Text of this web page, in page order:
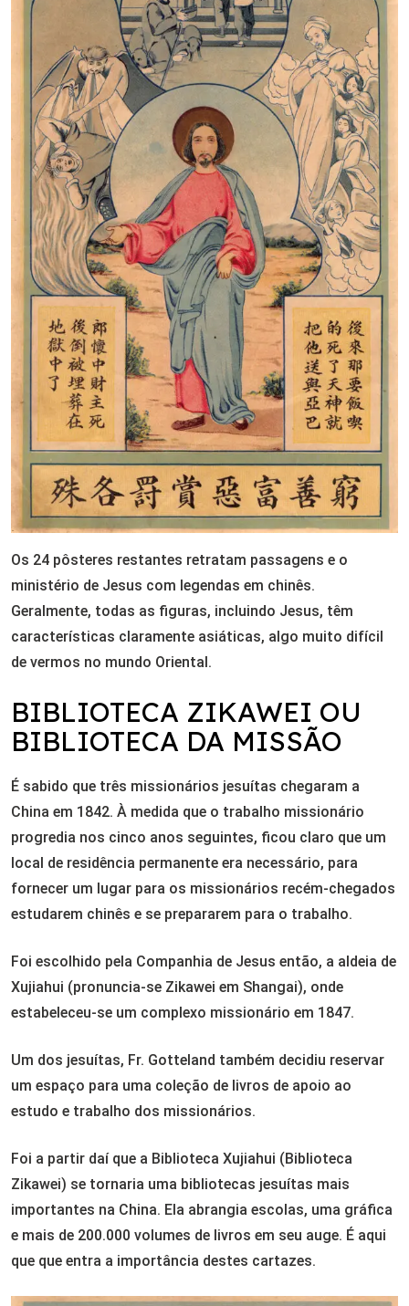
Os 24 pôsteres restantes retratam passagens e o
ministério de Jesus com legendas em chinês.
Geralmente, todas as figuras, incluindo Jesus, têm
características claramente asiáticas, algo muito difícil
de vermos no mundo Oriental.
BIBLIOTECA ZIKAWEI OU
BIBLIOTECA DA MISSÃO
É sabido que três missionários jesuítas chegaram a
China em 1842. À medida que o trabalho missionário
progredia nos cinco anos seguintes, ficou claro que um
local de residência permanente era necessário, para
fornecer um lugar para os missionários recém-chegados
estudarem chinês e se prepararem para o trabalho.
Foi escolhido pela Companhia de Jesus então, a aldeia de
Xujiahui (pronuncia-se Zikawei em Shangai), onde
estabeleceu-se um complexo missionário em 1847.
Um dos jesuítas, Fr. Gotteland também decidiu reservar
um espaço para uma coleção de livros de apoio ao
estudo e trabalho dos missionários.
Foi a partir daí que a Biblioteca Xujiahui (Biblioteca
Zikawei) se tornaria uma bibliotecas jesuítas mais
importantes na China. Ela abrangia escolas, uma gráfica
e mais de 200.000 volumes de livros em seu auge. É aqui
que que entra a importância destes cartazes.